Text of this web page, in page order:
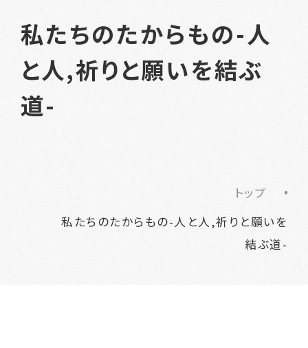
私たちのたからもの-人
と人,祈りと願いを結ぶ
道-
トップ
私たちのたからもの-人と人,祈りと願いを
結ぶ道-